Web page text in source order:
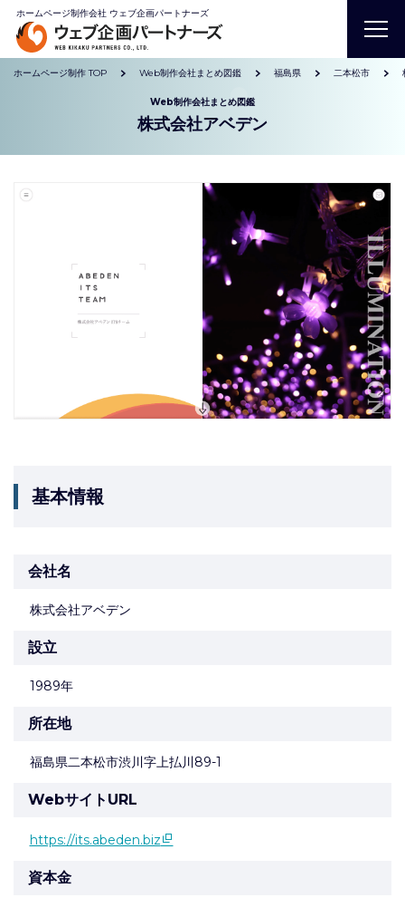
ホームページ制作会社 ウェブ企画パートナーズ
ホームページ制作 TOP Web制作会社まとめ図鑑 福島県 二本松市
Web制作会社まとめ図鑑
株式会社アベデン
基本情報
会社名
株式会社アベデン
設立
1989年
所在地
福島県二本松市渋川字上払川89-1
WebサイトURL
https://its.abeden.biz
資本金